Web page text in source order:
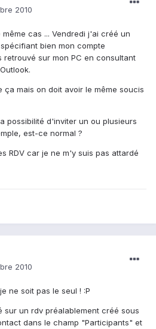
2010
cas ... Vendredi j'ai créé un
bien mon compte
sur mon PC en consultant
mais on doit avoir le même soucis
possibilité d'inviter un ou plusieurs
est-ce normal ?
RDV car je ne m'y suis pas attardé
2010
ne soit pas le seul ! :P
sur un rdv préalablement créé sous
dans le champ "Participants" et